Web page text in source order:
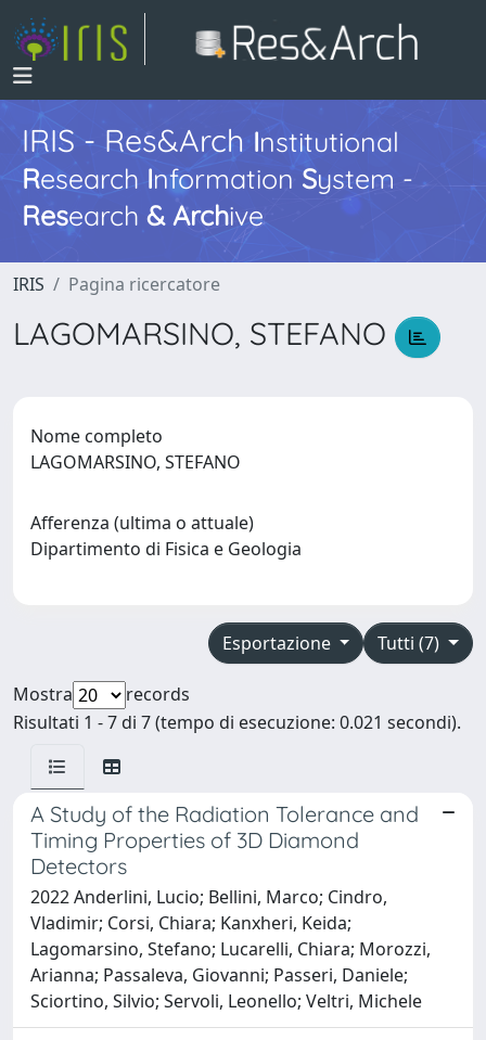
IRIS - Res&ArchInstitutional
Research InformationSystem -
Research & Archive
IRIS Pagina ricercatore
LAGOMARSINO, STEFANO
Nome completo
LAGOMARSINO, STEFANO
Afferenza (ultima o attuale)
Dipartimento di Fisica e Geologia
Tutti (7)
Esportazione
Mostra
records
Risultati 1 - 7 di 7 (tempo di esecuzione: 0.021 secondi).
A Study of the Radiation Tolerance and
Timing Properties of 3D Diamond
Detectors
2022 Anderlini, Lucio; Bellini, Marco; Cindro,
Vladimir; Corsi, Chiara; Kanxheri, Keida;
Lagomarsino, Stefano; Lucarelli, Chiara; Morozzi,
Arianna; Passaleva, Giovanni; Passeri, Daniele;
Sciortino, Silvio; Servoli, Leonello; Veltri, Michele